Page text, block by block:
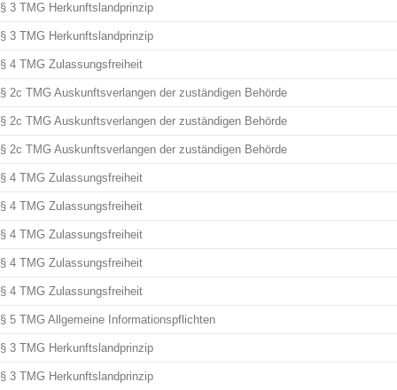
§ 3 TMG Herkunftslandprinzip
§ 3 TMG Herkunftslandprinzip
§ 4 TMG Zulassungsfreiheit
§ 2c TMG Auskunftsverlangen der zuständigen Behörde
§ 2c TMG Auskunftsverlangen der zuständigen Behörde
§ 2c TMG Auskunftsverlangen der zuständigen Behörde
§ 4 TMG Zulassungsfreiheit
§ 4 TMG Zulassungsfreiheit
§ 4 TMG Zulassungsfreiheit
§ 4 TMG Zulassungsfreiheit
§ 4 TMG Zulassungsfreiheit
§ 5 TMG Allgemeine Informationspflichten
§ 3 TMG Herkunftslandprinzip
§ 3 TMG Herkunftslandprinzip